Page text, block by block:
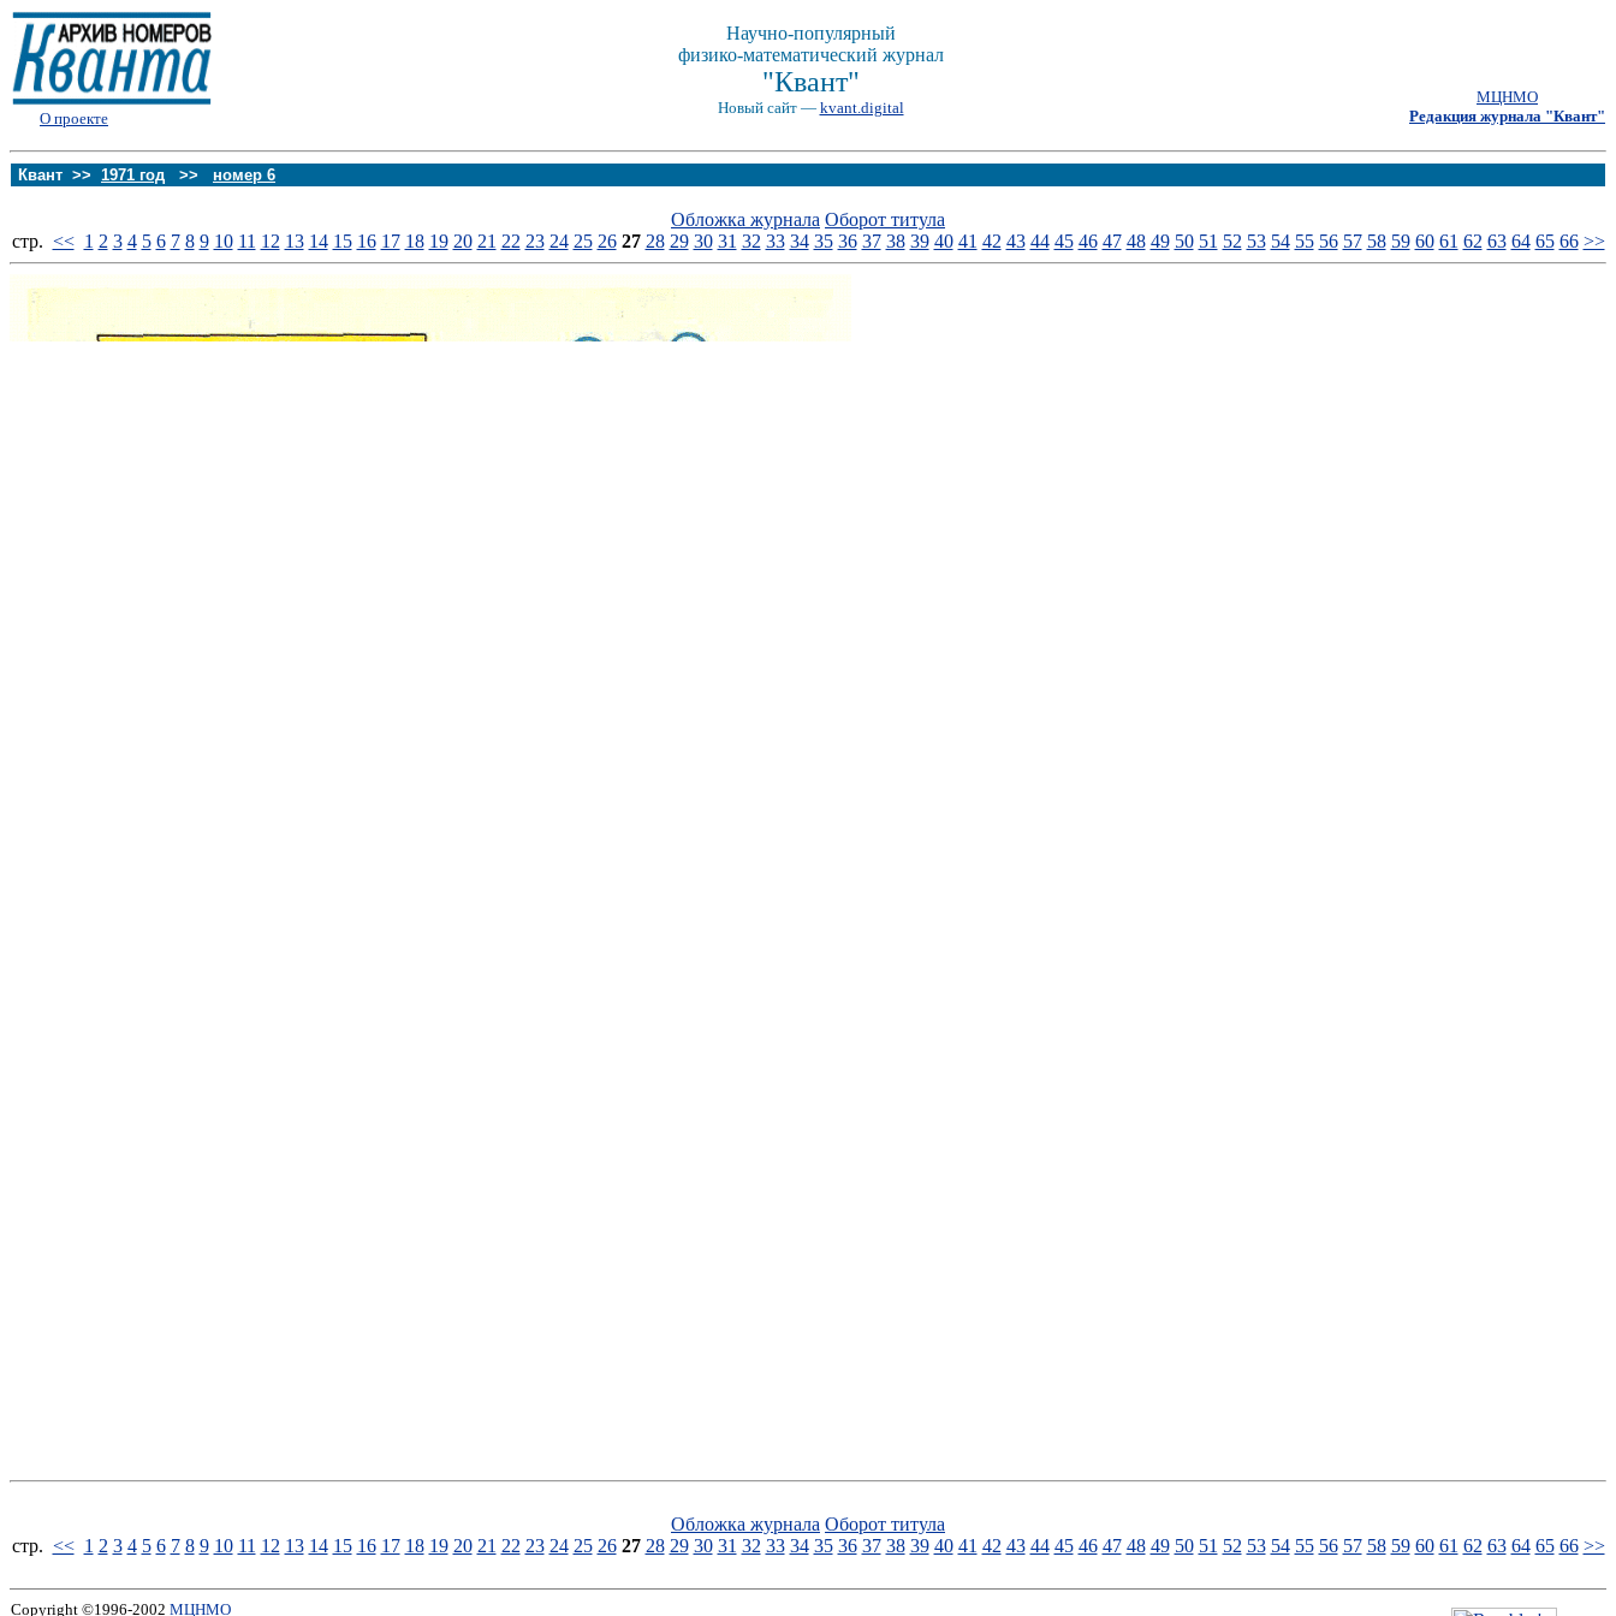
О проекте
Научно-популярный
физико-математический журнал
"Квант"
Новый сайт — kvant.digital
МЦНМО
Редакция журнала "Квант"
Квант >> 1971 год >> номер 6
Обложка журнала Оборот титула
стp. << 1 2 3 4 5 6 7 8 9 10 11 12 13 14 15 16 17 18 19 20 21 22 23 24 25 26 27 28 29 30 31 32 33 34 35 36 37 38 39 40 41 42 43 44 45 46 47 48 49 50 51 52 53 54 55 56 57 58 59 60 61 62 63 64 65 66 >>
Обложка журнала Оборот титула
стp. << 1 2 3 4 5 6 7 8 9 10 11 12 13 14 15 16 17 18 19 20 21 22 23 24 25 26 27 28 29 30 31 32 33 34 35 36 37 38 39 40 41 42 43 44 45 46 47 48 49 50 51 52 53 54 55 56 57 58 59 60 61 62 63 64 65 66 >>
Copyright ©1996-2002 МЦНМО